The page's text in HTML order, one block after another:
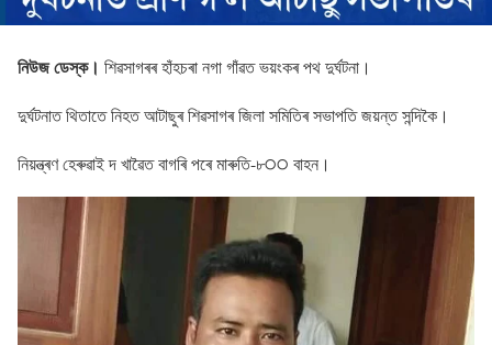
নিউজ ডেস্ক। শিৱসাগৰৰ হাঁহচৰা নগা গাঁৱত ভয়ংকৰ পথ দুৰ্ঘটনা।
দুৰ্ঘটনাত থিতাতে নিহত আটাছুৰ শিৱসাগৰ জিলা সমিতিৰ সভাপতি জয়ন্ত সন্দিকৈ।
নিয়ন্ত্ৰণ হেৰুৱাই দ খাৱৈত বাগৰি পৰে মাৰুতি-৮੦੦ বাহন।